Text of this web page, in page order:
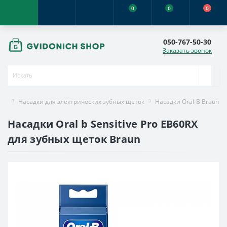
0 0 0
050-767-50-30
Заказать звонок
Насадки для электрических зубных щеток Насадки Oral-B Braun
Насадки Oral b Sensitive Pro EB60RX
для зубных щеток Braun